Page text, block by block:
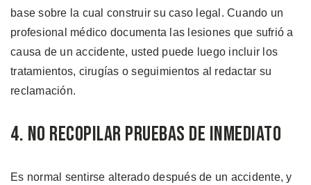
base sobre la cual construir su caso legal. Cuando un
profesional médico documenta las lesiones que sufrió a
causa de un accidente, usted puede luego incluir los
tratamientos, cirugías o seguimientos al redactar su
reclamación.
4. No Recopilar Pruebas De Inmediato
Es normal sentirse alterado después de un accidente, y